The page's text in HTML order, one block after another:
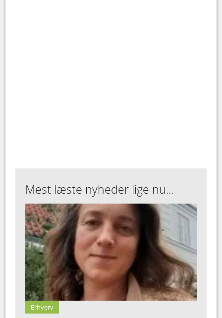
Mest læste nyheder lige nu...
Erhverv